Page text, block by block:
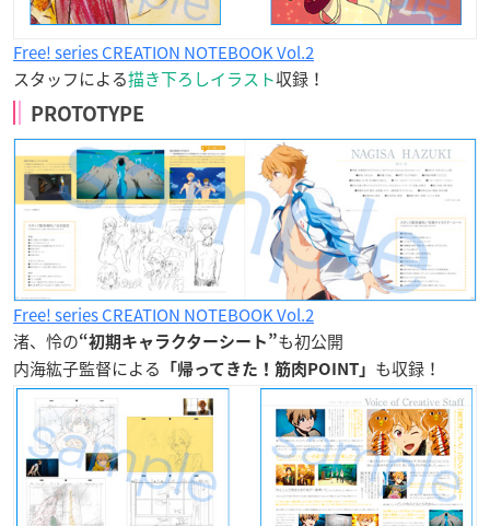
Free! series CREATION NOTEBOOK Vol.2
スタッフによる描き下ろしイラスト収録！
PROTOTYPE
Free! series CREATION NOTEBOOK Vol.2
渚、怜の“初期キャラクターシート”も初公開
内海紘子監督による
「帰ってきた！筋肉POINT」 も収録！